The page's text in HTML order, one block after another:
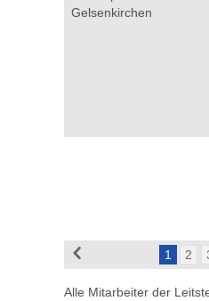
Gelsenkirchen
1 2
Alle Mitarbeiter der